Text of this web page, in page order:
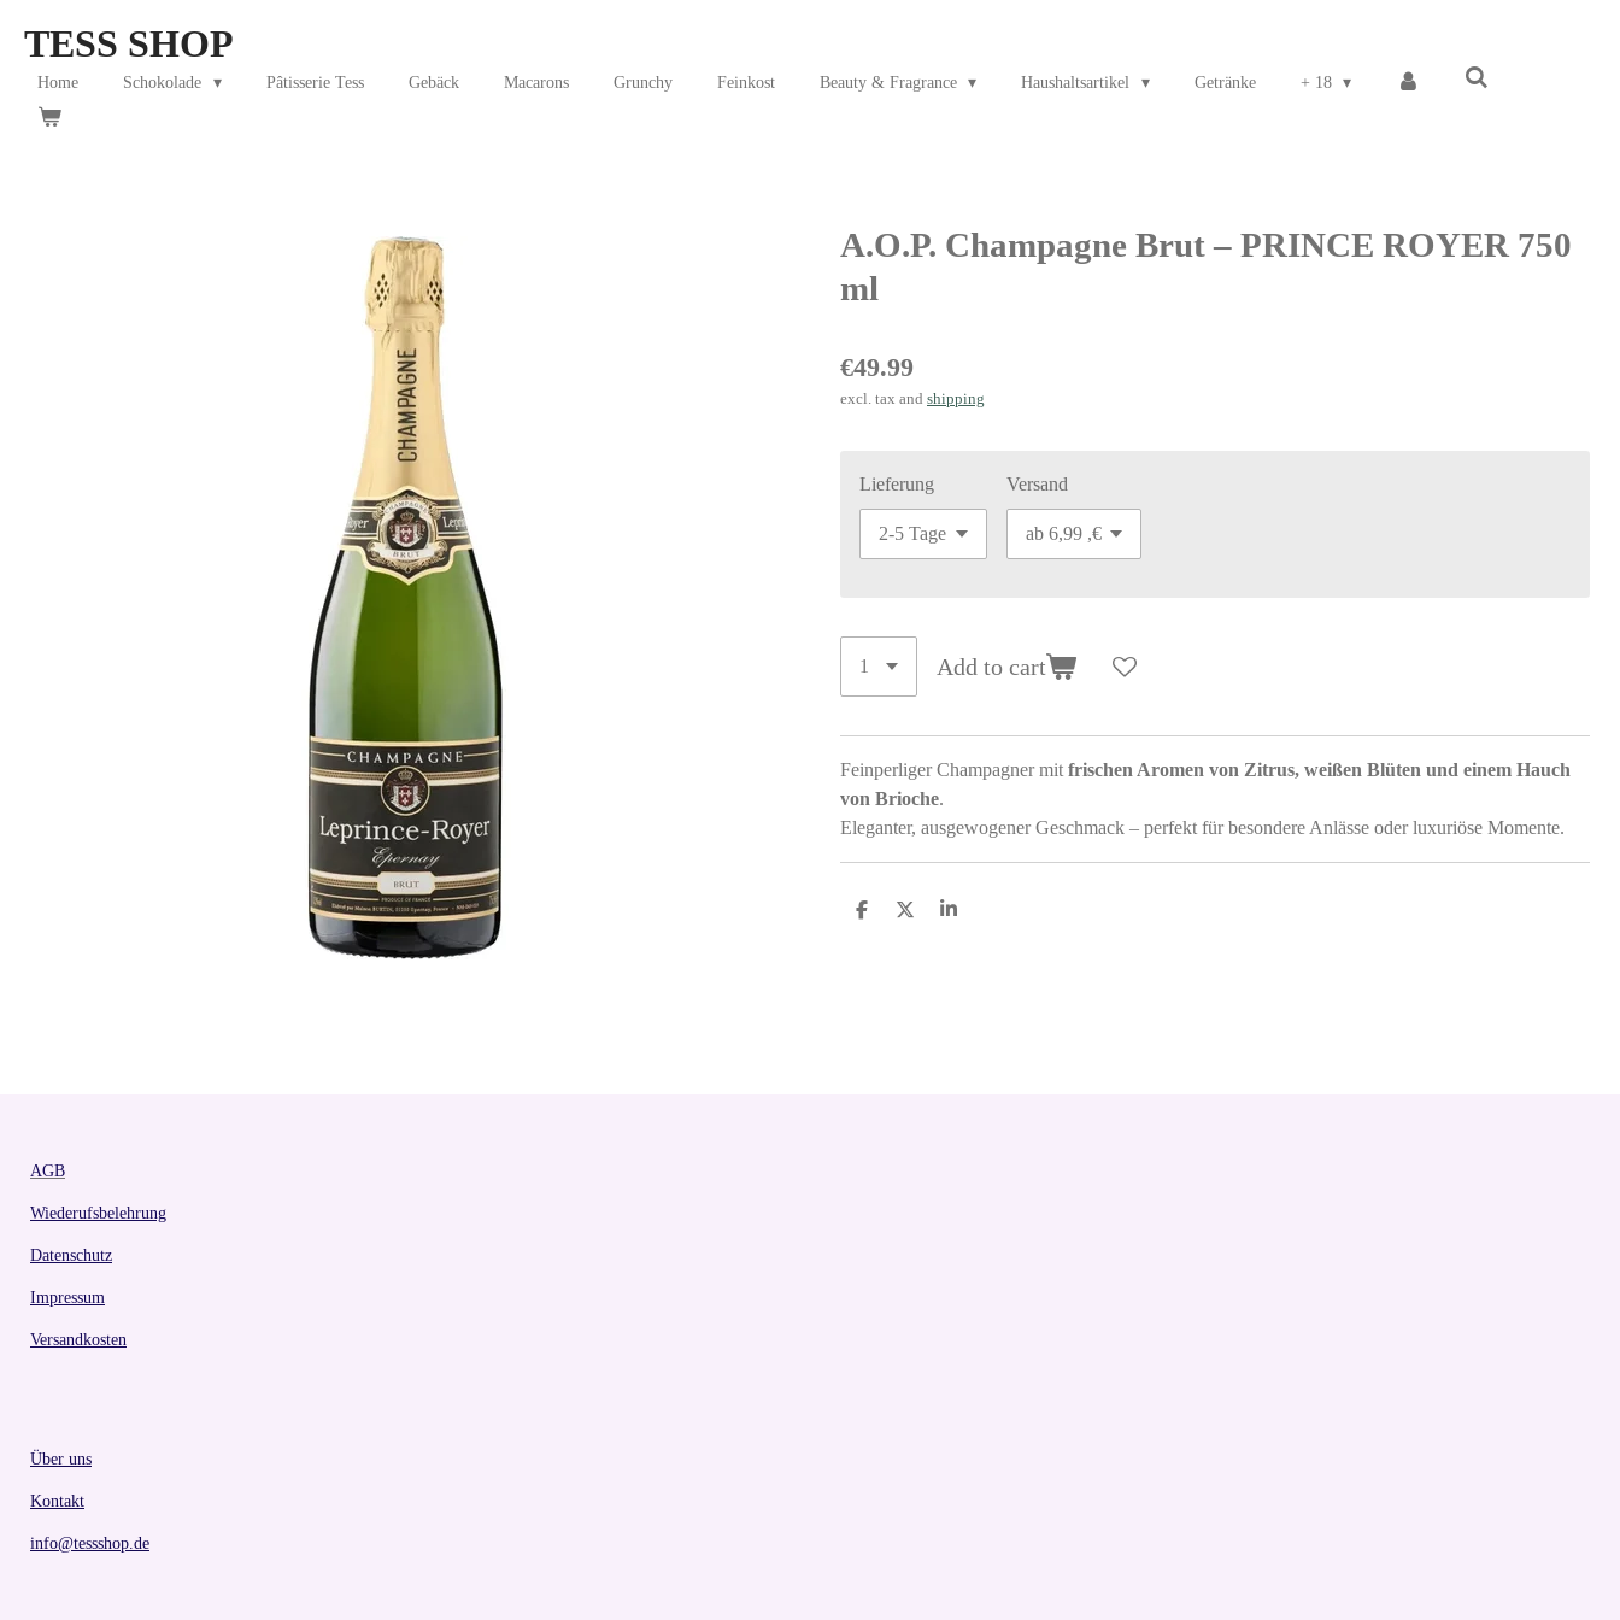
main
content
TESS SHOP
Home Schokolade Pâtisserie Tess Gebäck Macarons Grunchy Feinkost Beauty & Fragrance Haushaltsartikel Getränke + 18
A.O.P. Champagne Brut – PRINCE ROYER 750
ml
€49.99
excl. tax and shipping
Lieferung Versand
Add to cart
Feinperliger Champagner mit frischen Aromen von Zitrus, weißen Blüten und einem Hauch
von Brioche.
Eleganter, ausgewogener Geschmack – perfekt für besondere Anlässe oder luxuriöse Momente.
S
S
S
AGB
Wiederufsbelehrung
Datenschutz
Impressum
Versandkosten
Über uns
Kontakt
info@tessshop.de